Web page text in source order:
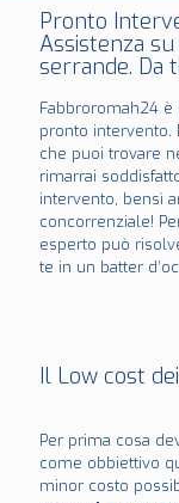
Pronto
Assistenza
serrande. Da
Fabbroromah24 è
pronto intervento.
che puoi trovare
rimarrai
intervento, bensì
concorrenziale!
esperto può
te in un batter
Il Low cost
Per prima cosa
come obbiettivo
minor costo